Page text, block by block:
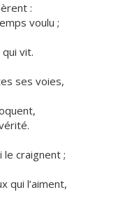
:
voulu ;
vit.
ses voies,
le craignent ;
qui l’aiment,